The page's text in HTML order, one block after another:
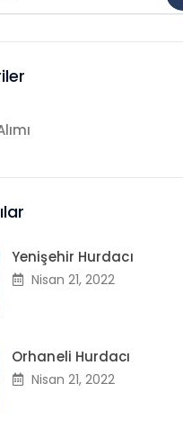
Yenişehir Hurdacı
Nisan 21, 2022
Orhaneli Hurdacı
Nisan 21, 2022